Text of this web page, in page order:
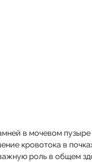
в мочевом
кровотока в
роль в общем